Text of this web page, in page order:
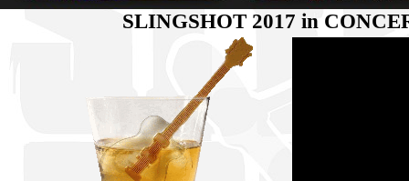
SLINGSHOT 2017 in